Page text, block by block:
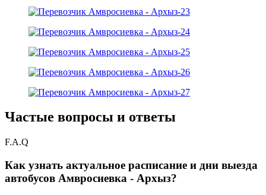
Частые вопросы и ответы
F.A.Q
Как узнать актуальное расписание и дни выезда
автобусов Амвросиевка - Архыз?